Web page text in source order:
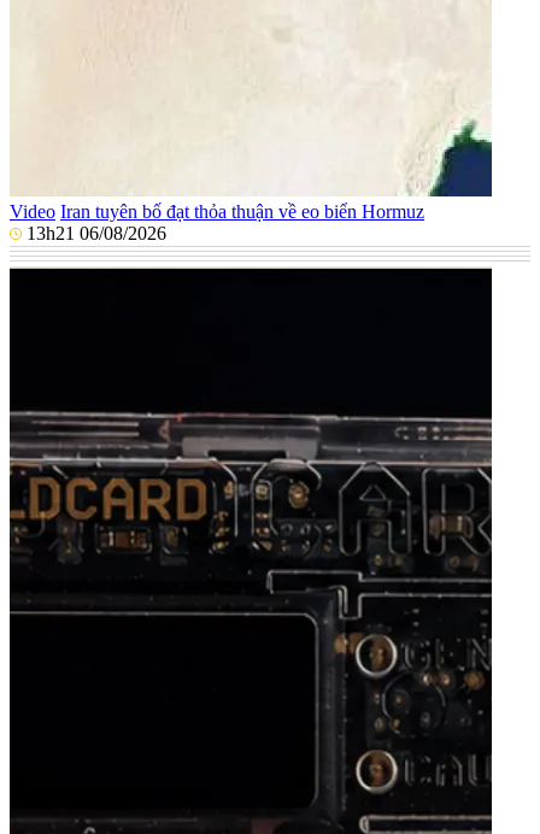
Video Iran tuyên bố đạt thỏa thuận về eo biển Hormuz
13h21 06/08/2026